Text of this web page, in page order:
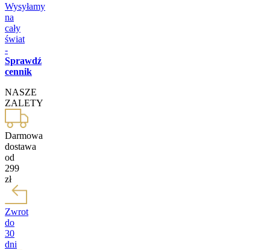
Wysyłamy
na
cały
świat
-
Sprawdź
cennik
NASZE
ZALETY
Darmowa
dostawa
od
299
zł
Zwrot
do
30
dni